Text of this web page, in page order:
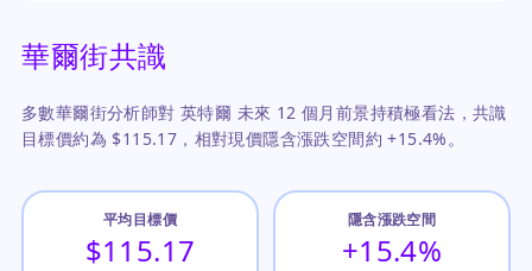
華爾街共識
多數華爾街分析師對 英特爾 未來 12 個月前景持積極看法，共識
目標價約為 $115.17，相對現價隱含漲跌空間約 +15.4%。
平均目標價
$115.17
隱含漲跌空間
+15.4%